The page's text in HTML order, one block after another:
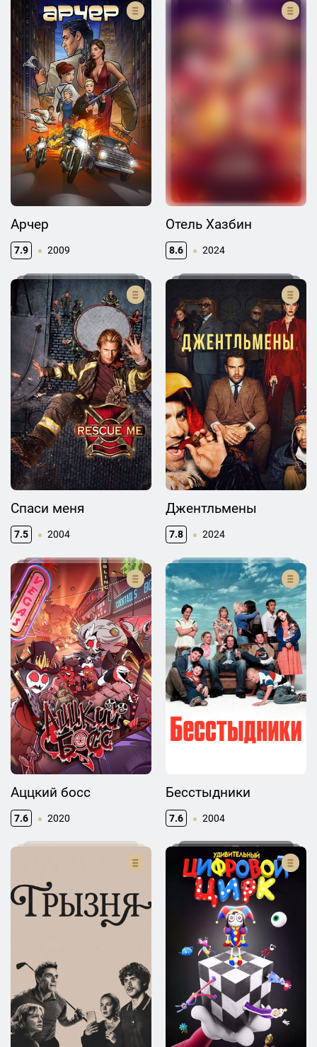
Арчер
7.9 2009
Отель Хазбин
8.6 2024
Спаси меня
7.5 2004
Джентльмены
7.8 2024
Аццкий босс
7.6 2020
Бесстыдники
7.6 2004